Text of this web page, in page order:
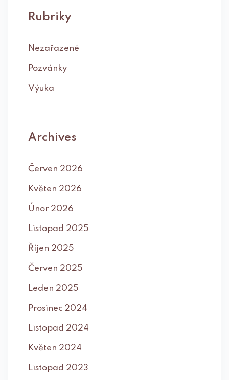
Rubriky
Nezařazené
Pozvánky
Výuka
Archives
Červen 2026
Květen 2026
Únor 2026
Listopad 2025
Říjen 2025
Červen 2025
Leden 2025
Prosinec 2024
Listopad 2024
Květen 2024
Listopad 2023